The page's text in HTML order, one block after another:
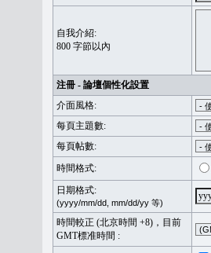
自我介紹:
800 字節以內
注冊 - 論壇個性化設置
介面風格:
每頁主題數:
每頁帖數:
時間格式:
日期格式:
(yyyy/mm/dd, mm/dd/yy 等)
時間較正 (北京時間 +8)，目前
GMT標准時間 :